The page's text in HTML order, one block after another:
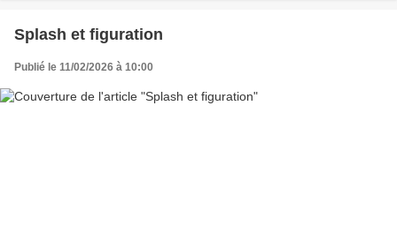
Splash et figuration
Publié le 11/02/2026 à 10:00